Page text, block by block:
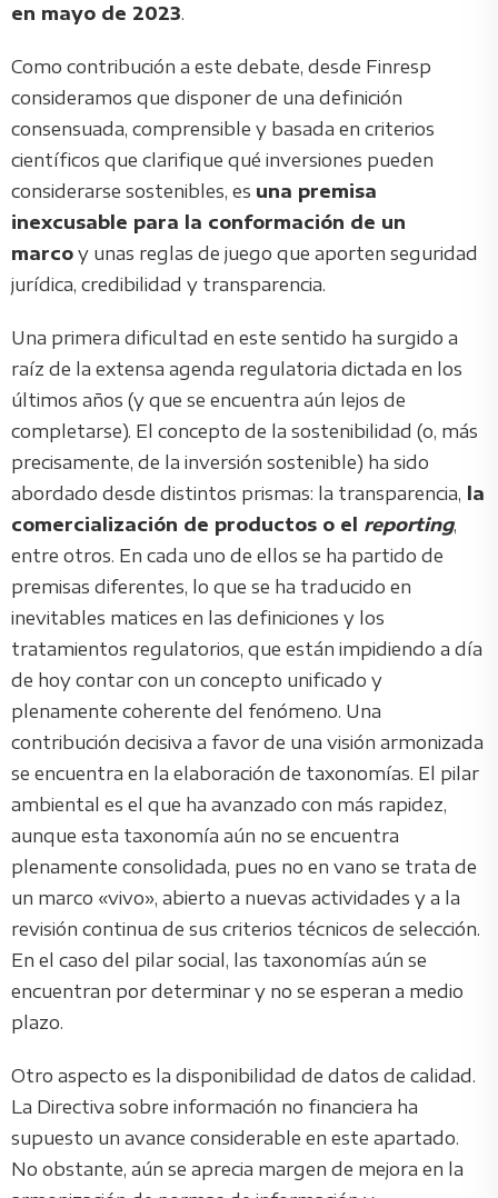
en mayo de 2023.
Como contribución a este debate, desde Finresp
consideramos que disponer de una definición
consensuada, comprensible y basada en criterios
científicos que clarifique qué inversiones pueden
considerarse sostenibles, es una premisa
inexcusable para la conformación de un
marco y unas reglas de juego que aporten seguridad
jurídica, credibilidad y transparencia.
Una primera dificultad en este sentido ha surgido a
raíz de la extensa agenda regulatoria dictada en los
últimos años (y que se encuentra aún lejos de
completarse). El concepto de la sostenibilidad (o, más
precisamente, de la inversión sostenible) ha sido
abordado desde distintos prismas: la transparencia, la
comercialización de productos o el reporting,
entre otros. En cada uno de ellos se ha partido de
premisas diferentes, lo que se ha traducido en
inevitables matices en las definiciones y los
tratamientos regulatorios, que están impidiendo a día
de hoy contar con un concepto unificado y
plenamente coherente del fenómeno. Una
contribución decisiva a favor de una visión armonizada
se encuentra en la elaboración de taxonomías. El pilar
ambiental es el que ha avanzado con más rapidez,
aunque esta taxonomía aún no se encuentra
plenamente consolidada, pues no en vano se trata de
un marco «vivo», abierto a nuevas actividades y a la
revisión continua de sus criterios técnicos de selección.
En el caso del pilar social, las taxonomías aún se
encuentran por determinar y no se esperan a medio
plazo.
Otro aspecto es la disponibilidad de datos de calidad.
La Directiva sobre información no financiera ha
supuesto un avance considerable en este apartado.
No obstante, aún se aprecia margen de mejora en la